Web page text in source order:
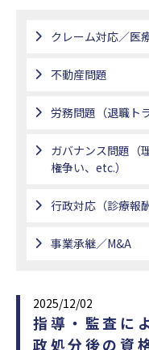
クレーム対応／医
不動産問題
労務問題（退職ト
ガバナンス問題（
権争い、etc.）
行政対応（診療報
事業承継／M&A
2025/12/02
指導・監査に
政処分後の資